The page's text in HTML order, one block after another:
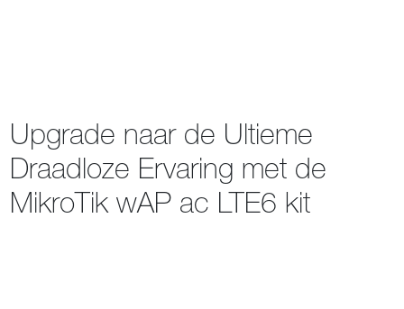
Upgrade naar de Ultieme
Draadloze Ervaring met de
MikroTik wAP ac LTE6 kit